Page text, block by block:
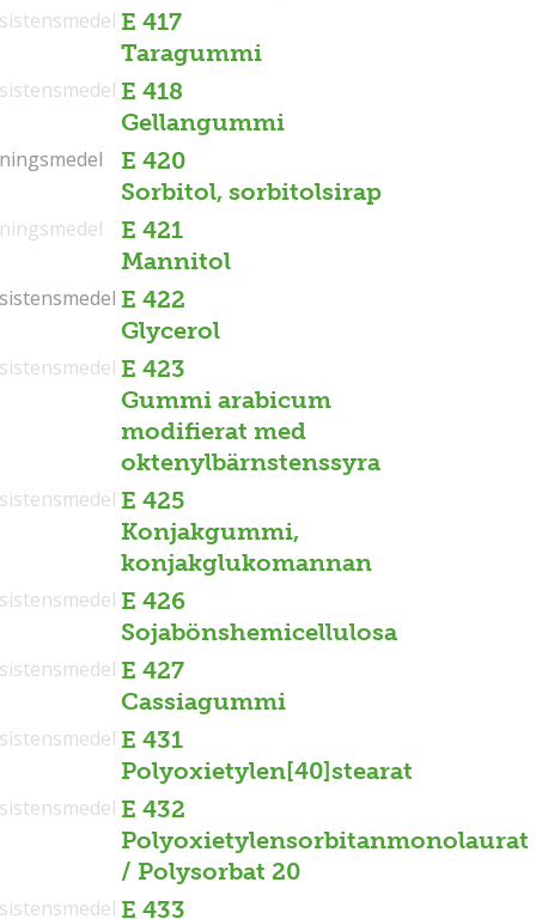
E 417
Taragummi
E 418
Gellangummi
E 420
Sorbitol, sorbitolsirap
E 421
Mannitol
E 422
Glycerol
E 423
Gummi arabicum
modifierat med
oktenylbärnstenssyra
E 425
Konjakgummi,
konjakglukomannan
E 426
Sojabönshemicellulosa
E 427
Cassiagummi
E 431
Polyoxietylen[40]stearat
E 432
Polyoxietylensorbitanmonolaurat
/ Polysorbat 20
E 433